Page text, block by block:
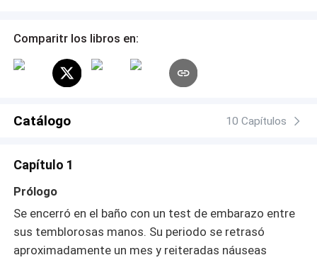
matrimonio, es un matrimonio concertado, él solo busca
al descubrir que su hijastro es el hombre que años atrás
le rompió el corazón.
Comparitr los libros en:
Catálogo 10 Capítulos
Capítulo 1
Prólogo
Se encerró en el baño con un test de embarazo entre
sus temblorosas manos. Su periodo se retrasó
aproximadamente un mes y reiteradas náuseas